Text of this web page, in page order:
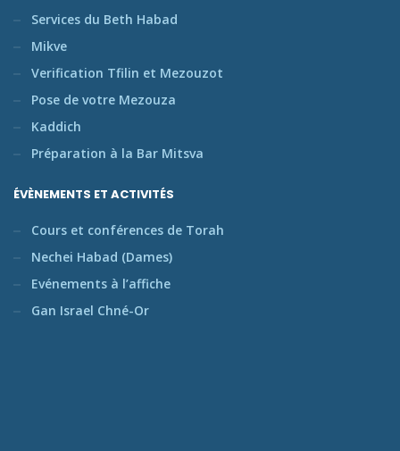
Services du Beth Habad
Mikve
Verification Tfilin et Mezouzot
Pose de votre Mezouza
Kaddich
Préparation à la Bar Mitsva
ÉVÈNEMENTS ET ACTIVITÉS
Cours et conférences de Torah
Nechei Habad (Dames)
Evénements à l’affiche
Gan Israel Chné-Or